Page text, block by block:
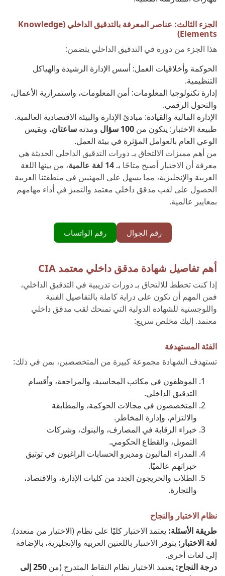
الجزء الثالث: عناصر المعرفة بالتدقيق الداخلي (Knowledge
Elements)
هذا الجزء من دورة في التدقيق الداخلي يتضمن:
الحوكمة وأخلاقيات العمل: أسس الإدارة الرشيدة والهياكل
التنظيمية.
إدارة تكنولوجيا المعلومات: أمن المعلومات، واستمرارية الأعمال،
والتحول الرقمي.
الإدارة المالية والقيادة: مبادئ الإدارة والبيئة الاقتصادية العالمية.
طبيعة الاختبار: يتكون من
ومدته ساعتان، ويقيس
الوعي العام بالعوامل المؤثرة في بيئة العمل.
من أهم مميزات الالتحاق بـ دورات التدقيق الداخلي الحديثة هي
معرفة أن الاختبار أصبح متاحًا بـ14 لغة عالمية
، من بينها اللغة
العربية والإنجليزية، مما يسهل على المهنيين في منطقتنا العربية
الحصول على لقب مدقق داخلي معتمد والتميز في أداء مهامهم
بمعايير عالمية.
رقم الجوال رقم الواتساب
أهم تفاصيل شهادة مدقق داخلي معتمد CIA
إذا كنت تخطط للالتحاق بـ دورات تدريبية في التدقيق الداخلي،
فمن المهم أن تكون على دراية كاملة بالتفاصيل الفنية
واللوجستية للشهادة الدولية التي تمنحك لقب مدقق داخلي
معتمد. إليك مخلص سريع:
الفئة المستهدفة
تستهدف الشهادة مجموعة كبيرة من المتخصصين، بمن في ذلك:
الموظفون في مكاتب المحاسبة، والمراجعة، وأقسام
التدقيق الداخلي.
المتخصصون في مجالات الحوكمة، والمطابقة
والالتزام، وإدارة المخاطر.
خبراء الرقابة في المصارف، والبنوك، وشركات
التمويل، والقطاع الحكومي.
المدراء الماليون ومديرو الحسابات الراغبون في توثيق
خبراتهم عالميًا.
الطلاب والخريجون الجدد من كليات الإدارة، والاقتصاد،
والتجارة.
نظام الاختبار والنجاح
طريقة الأسئلة: يعتمد الاختبار كليًا على نظام (الاختيار من متعدد).
لغة الاختبار: يتوفر الاختبار باللغتين العربية والإنجليزية، بالإضافة
إلى لغات أخرى.
درجة النجاح: يعتمد الاختبار نظام النقاط المتدرج (من
250 إلى